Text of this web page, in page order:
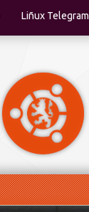
Liñux Telegram